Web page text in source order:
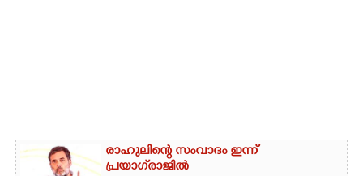
രാഹുലിന്റെ സംവാദം ഇന്ന്
പ്രയാഗ്‌രാജിൽ